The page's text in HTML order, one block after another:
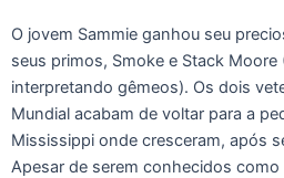
O jovem Sammie ganhou seu
seus primos, Smoke e Stack Moore
interpretando gêmeos). Os dois
Mundial acabam de voltar para a
Mississippi onde cresceram, após
Apesar de serem conhecidos